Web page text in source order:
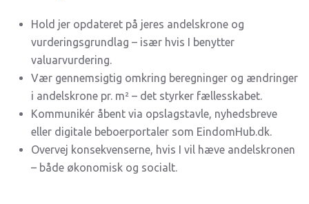
Hold jer opdateret på jeres andelskrone og
vurderingsgrundlag – især hvis I benytter
valuarvurdering.
Vær gennemsigtig omkring beregninger og ændringer
i andelskrone pr. m² – det styrker fællesskabet.
Kommunikér åbent via opslagstavle, nyhedsbreve
eller digitale beboerportaler som EindomHub.dk.
Overvej konsekvenserne, hvis I vil hæve andelskronen
– både økonomisk og socialt.